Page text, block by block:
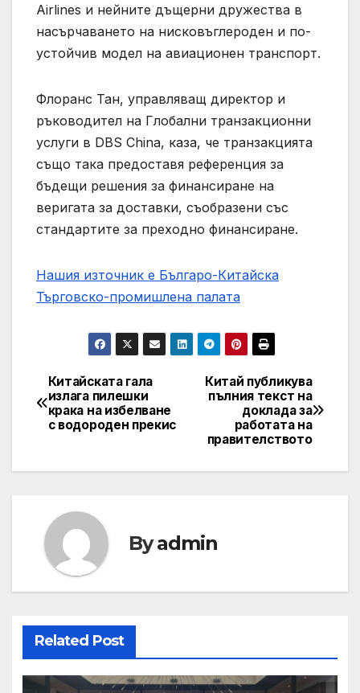
Airlines и нейните дъщерни дружества в
насърчаването на нисковъглероден и по-
устойчив модел на авиационен транспорт.
Флоранс Тан, управляващ директор и
ръководител на Глобални транзакционни
услуги в DBS China, каза, че транзакцията
също така предоставя референция за
бъдещи решения за финансиране на
веригата за доставки, съобразени със
стандартите за преходно финансиране.
Нашия източник е Българо-Китайска
Търговско-промишлена палaта
Post
navigation
Китай публикува
пълния текст на
доклада за
работата на
правителството
Китайската гала
излага пилешки
крака на избелване
с водороден прекис
Byadmin
Related Post